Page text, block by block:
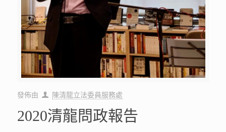
發佈由 陳清龍立法委員服務處
2020清龍問政報告